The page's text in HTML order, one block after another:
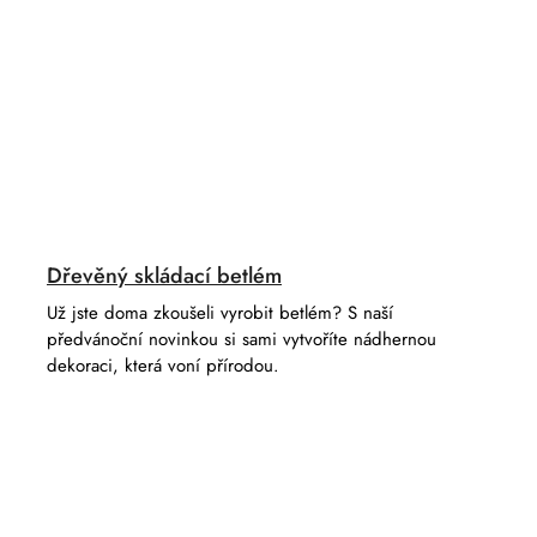
Dřevěný skládací betlém
Už jste doma zkoušeli vyrobit betlém? S naší
předvánoční novinkou si sami vytvoříte nádhernou
dekoraci, která voní přírodou.